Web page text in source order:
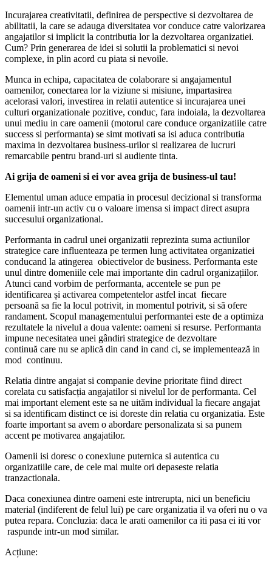
Incurajarea creativitatii, definirea de perspective si dezvoltarea de
abilitatii, la care se adauga diversitatea vor conduce catre valorizarea
angajatilor si implicit la contributia lor la dezvoltarea organizatiei.
Cum? Prin generarea de idei si solutii la problematici si nevoi
complexe, in plin acord cu piata si nevoile.
Munca in echipa, capacitatea de colaborare si angajamentul
oamenilor, conectarea lor la viziune si misiune, impartasirea
acelorasi valori, investirea in relatii autentice si incurajarea unei
culturi organizationale pozitive, conduc, fara indoiala, la dezvoltarea
unui mediu in care oamenii (motorul care conduce organizatiile catre
success si performanta) se simt motivati sa isi aduca contributia
maxima in dezvoltarea business-urilor si realizarea de lucruri
remarcabile pentru brand-uri si audiente tinta.
Ai grija de oameni si ei vor avea grija de business-ul tau!
Elementul uman aduce empatia in procesul decizional si transforma
oamenii intr-un activ cu o valoare imensa si impact direct asupra
succesului organizational.
Performanta in cadrul unei organizatii reprezinta suma actiunilor
strategice care influenteaza pe termen lung activitatea organizatiei
conducand la atingerea obiectivelor de business. Performanta este
unul dintre domeniile cele mai importante din cadrul organizațiilor.
Atunci cand vorbim de performanta, accentele se pun pe
identificarea și activarea competentelor astfel incat fiecare
persoană sa fie la locul potrivit, in momentul potrivit, si să ofere
randament. Scopul managementului performantei este de a optimiza
rezultatele la nivelul a doua valente: oameni si resurse. Performanta
impune necesitatea unei gândiri strategice de dezvoltare
continuă care nu se aplică din cand in cand ci, se implementează in
mod continuu.
Relatia dintre angajat si companie devine prioritate fiind direct
corelata cu satisfacția angajatilor si nivelul lor de performanta. Cel
mai important element este sa ne uităm individual la fiecare angajat
si sa identificam distinct ce isi doreste din relatia cu organizatia. Este
foarte important sa avem o abordare personalizata si sa punem
accent pe motivarea angajatilor.
Oamenii isi doresc o conexiune puternica si autentica cu
organizatiile care, de cele mai multe ori depaseste relatia
tranzactionala.
Daca conexiunea dintre oameni este intrerupta, nici un beneficiu
material (indiferent de felul lui) pe care organizatia il va oferi nu o va
putea repara. Concluzia: daca le arati oamenilor ca iti pasa ei iti vor
raspunde intr-un mod similar.
Acțiune: